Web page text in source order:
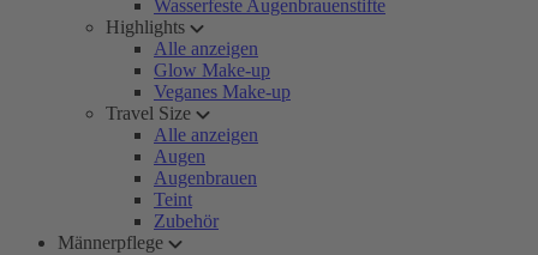
Wasserfeste Augenbrauenstifte
Highlights
Alle anzeigen
Glow Make-up
Veganes Make-up
Travel Size
Alle anzeigen
Augen
Augenbrauen
Teint
Zubehör
Männerpflege